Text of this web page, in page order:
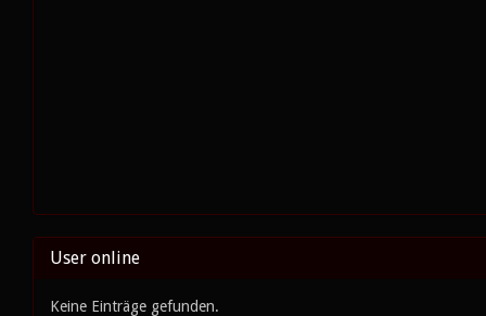
User online
Keine Einträge gefunden.